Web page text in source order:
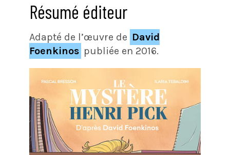
Résumé éditeur
Adapté de l’œuvre de David
Foenkinos publiée en 2016.